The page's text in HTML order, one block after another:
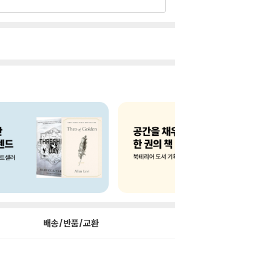
배송/반품/교환